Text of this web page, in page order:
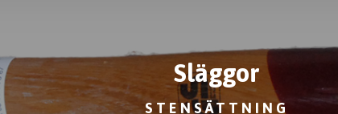
Släggor
STENSÄTTNING